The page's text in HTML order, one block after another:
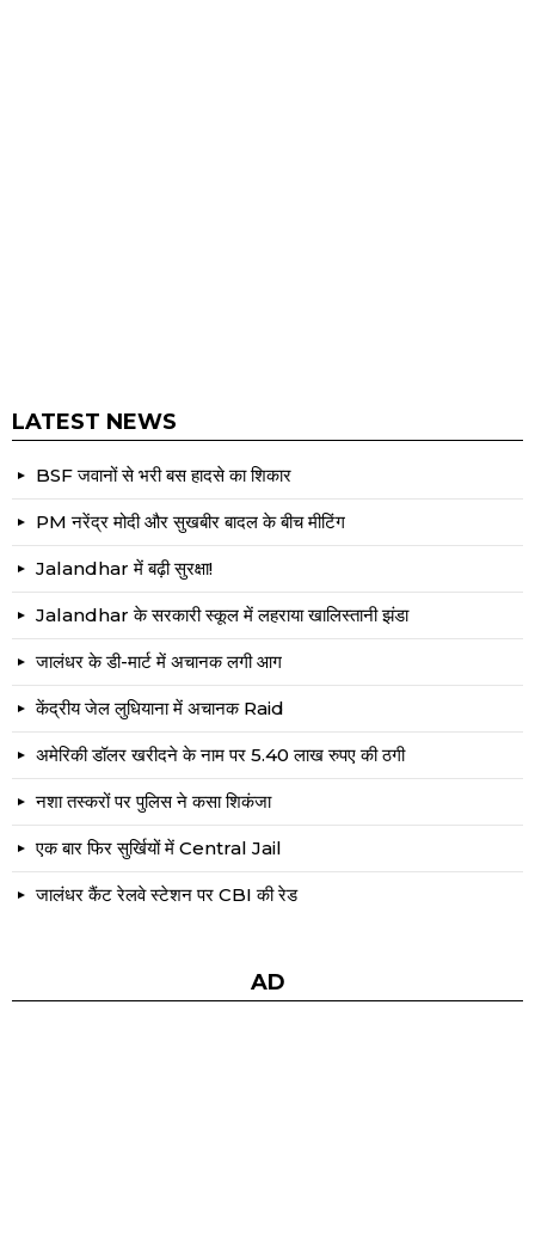
LATEST NEWS
BSF जवानों से भरी बस हादसे का शिकार
PM नरेंद्र मोदी और सुखबीर बादल के बीच मीटिंग
Jalandhar में बढ़ी सुरक्षा!
Jalandhar के सरकारी स्कूल में लहराया खालिस्तानी झंडा
जालंधर के डी-मार्ट में अचानक लगी आग
केंद्रीय जेल लुधियाना में अचानक Raid
अमेरिकी डॉलर खरीदने के नाम पर 5.40 लाख रुपए की ठगी
नशा तस्करों पर पुलिस ने कसा शिकंजा
एक बार फिर सुर्खियों में Central Jail
जालंधर कैंट रेलवे स्टेशन पर CBI की रेड
AD